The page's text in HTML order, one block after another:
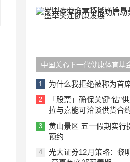
中国关心下一代健康体育基
天使专项基金成功启动，各
关注健康发展
1 为什么我拒绝被称为首
2
「股票」确保关键“钴”
拉与嘉能可洽谈供货合
3
黄山景区 五一假期实行
预约
4
光大证券12月策略：黎